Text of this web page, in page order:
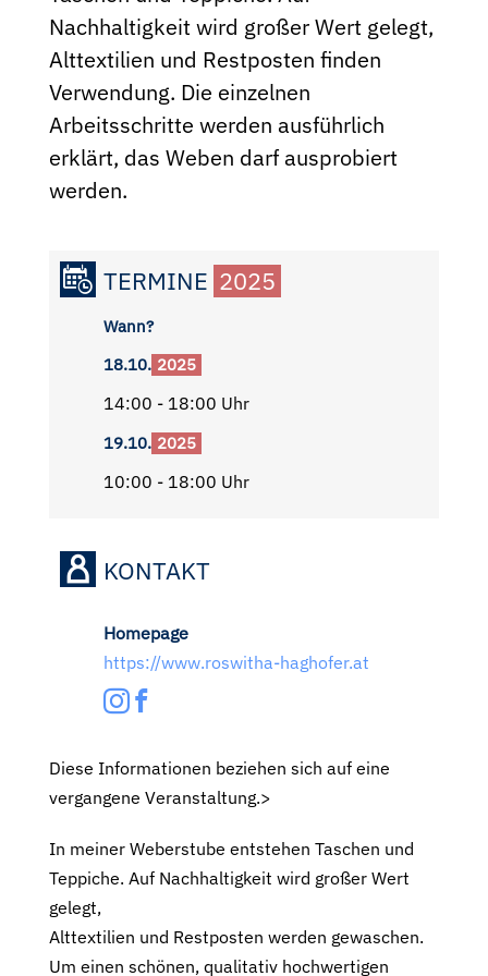
Nachhaltigkeit wird großer Wert gelegt,
Alttextilien und Restposten finden
Verwendung. Die einzelnen
Arbeitsschritte werden ausführlich
erklärt, das Weben darf ausprobiert
werden.
TERMINE 2025
Wann?
18.10. 2025
14:00 - 18:00 Uhr
19.10. 2025
10:00 - 18:00 Uhr
KONTAKT
Homepage
https://www.roswitha-haghofer.at
Diese Informationen beziehen sich auf eine
vergangene Veranstaltung.>
In meiner Weberstube entstehen Taschen und
Teppiche. Auf Nachhaltigkeit wird großer Wert
gelegt,
Alttextilien und Restposten werden gewaschen.
Um einen schönen, qualitativ hochwertigen